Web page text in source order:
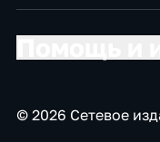
© 2026 Сетевое